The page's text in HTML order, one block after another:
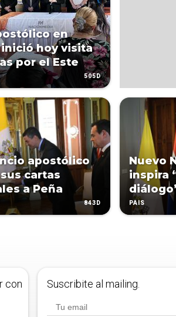
en
inició hoy visita
por el Este
505D
apostólico
cartas
a Peña
843D
Nuevo
inspira
PAÍS
con
Suscribite al mailing.